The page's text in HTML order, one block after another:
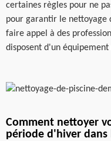
certaines règles pour ne
pour garantir le nettoyage
faire appel à des
disposent d'un
Comment nettoyer
période d'hiver dans